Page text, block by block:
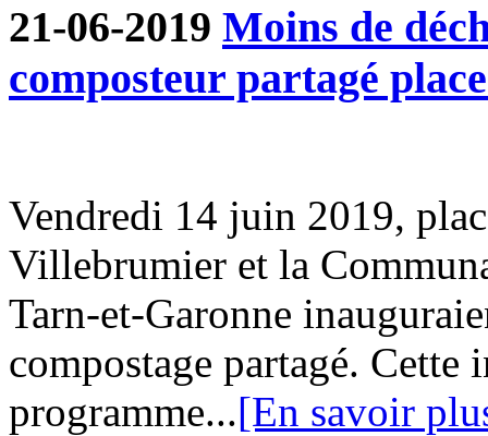
21-06-2019 Moins de
composteur partagé
Vendredi 14 juin 2019,
Villebrumier et la
Tarn-et-Garonne
compostage partagé.
programme...[En savoir